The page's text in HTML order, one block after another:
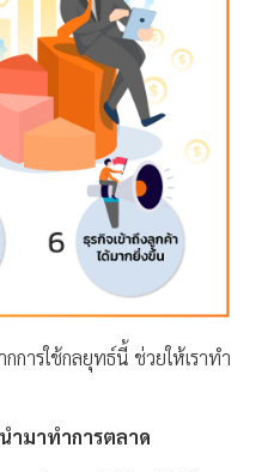
การใช้กลยุทธ์นี้ ช่วยให้เราทำ
ำมาทำการตลาด